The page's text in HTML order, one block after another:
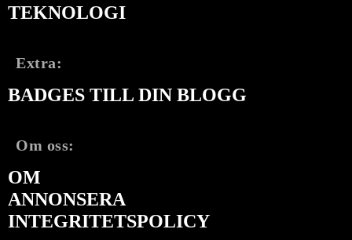
TEKNOLOGI
Extra:
BADGES TILL DIN BLOGG
Om oss:
OM
ANNONSERA
INTEGRITETSPOLICY